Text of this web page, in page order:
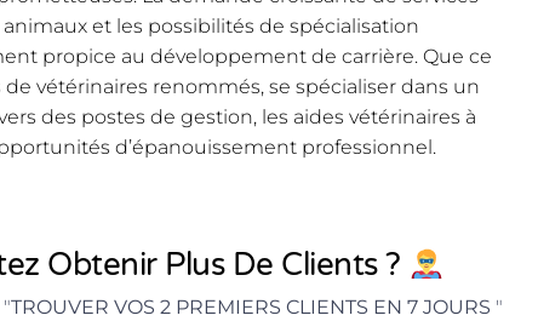
et les possibilités de spécialisation
propice au développement de carrière. Que ce
vétérinaires renommés, se spécialiser dans un
des postes de gestion, les aides vétérinaires à
d’épanouissement professionnel.
Obtenir Plus De Clients ?
TROUVER VOS 2 PREMIERS CLIENTS EN 7 JOURS "